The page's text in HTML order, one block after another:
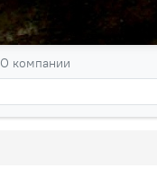
О компании